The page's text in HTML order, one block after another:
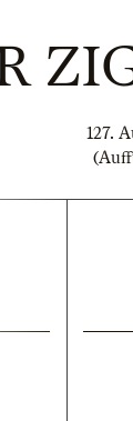
127.